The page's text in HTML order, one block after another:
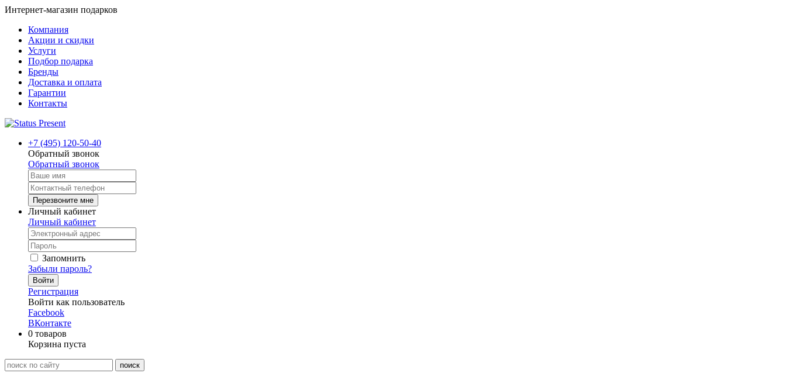
Интернет-магазин подарков
Компания
Акции и скидки
Услуги
Подбор подарка
Бренды
Доставка и оплата
Гарантии
Контакты
+7 (495) 120-50-40
Обратный звонок
Обратный звонок
Перезвоните мне
Личный кабинет
Личный кабинет
Запомнить
Забыли пароль?
Войти
Регистрация
Войти как пользователь
Facebook
ВКонтакте
0 товаров
Корзина пуста